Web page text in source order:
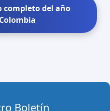
completo del año
Boletín